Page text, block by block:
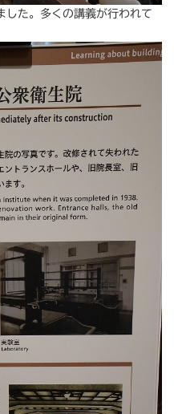
した。多くの講義が行われて